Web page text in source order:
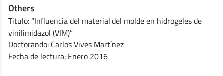
Others
Titulo: “Influencia del material del molde en hidrogeles de
vinilimidazol (VIM)”
Doctorando: Carlos Vives Martínez
Fecha de lectura: Enero 2016